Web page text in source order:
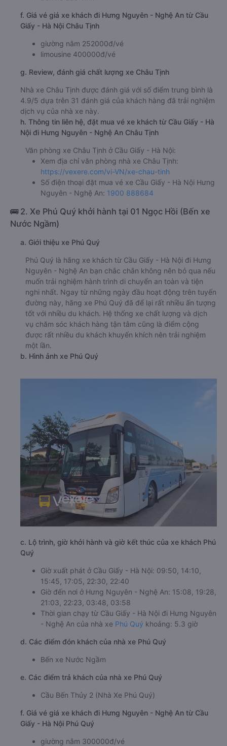
f. Giá vé giá xe khách đi Hưng Nguyên - Nghệ An từ Cầu
Giấy - Hà Nội Châu Tịnh
giường nằm 252000đ/vé
limousine 400000đ/vé
g. Review, đánh giá chất lượng xe Châu Tịnh
Nhà xe Châu Tịnh được đánh giá với số điểm trung bình là
4.9/5 dựa trên 31 đánh giá của khách hàng đã trải nghiệm
dịch vụ của nhà xe này.
h. Thông tin liên hệ, đặt mua vé xe khách từ Cầu Giấy - Hà
Nội đi Hưng Nguyên - Nghệ An Châu Tịnh
Văn phòng xe Châu Tịnh ở Cầu Giấy - Hà Nội:
Xem địa chỉ văn phòng nhà xe Châu Tịnh:
https://vexere.com/vi-VN/xe-chau-tinh
Số điện thoại đặt mua vé xe Cầu Giấy - Hà Nội Hưng
Nguyên - Nghệ An: 1900 888684
🚌 2. Xe Phú Quý khởi hành tại 01 Ngọc Hồi (Bến xe
Nước Ngầm)
a. Giới thiệu xe Phú Quý
Phú Quý là hãng xe khách từ Cầu Giấy - Hà Nội đi Hưng
Nguyên - Nghệ An bạn chắc chắn không nên bỏ qua nếu
muốn trải nghiệm hành trình di chuyển an toàn và tiện
nghi nhất. Ngay từ những ngày đầu hoạt động trên tuyến
đường này, hãng xe Phú Quý đã để lại rất nhiều ấn tượng
tốt với nhiều du khách. Hệ thống xe chất lượng và dịch
vụ chăm sóc khách hàng tận tâm cũng là điểm cộng
được rất nhiều du khách khuyến khích nên trải nghiệm
một lần.
b. Hình ảnh xe Phú Quý
c. Lộ trình, giờ khởi hành và giờ kết thúc của xe khách Phú
Quý
Giờ xuất phát ở Cầu Giấy - Hà Nội: 09:50, 14:10,
15:45, 17:05, 22:30, 22:40
Giờ đến nơi ở Hưng Nguyên - Nghệ An: 15:08, 19:28,
21:03, 22:23, 03:48, 03:58
Thời gian chạy từ Cầu Giấy - Hà Nội đi Hưng Nguyên
- Nghệ An của nhà xe Phú Quý khoảng: 5.3 giờ
d. Các điểm đón khách của nhà xe Phú Quý
Bến xe Nước Ngầm
e. Các điểm trả khách của nhà xe Phú Quý
Cầu Bến Thủy 2 (Nhà Xe Phú Quý)
f. Giá vé giá xe khách đi Hưng Nguyên - Nghệ An từ Cầu
Giấy - Hà Nội Phú Quý
giường nằm 300000đ/vé